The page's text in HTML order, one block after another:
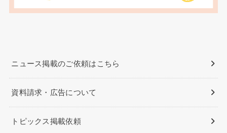
ニュース掲載のご依頼はこちら
資料請求・広告について
トピックス掲載依頼